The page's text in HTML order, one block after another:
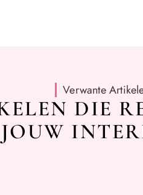
Verwante
DIE
JOUW